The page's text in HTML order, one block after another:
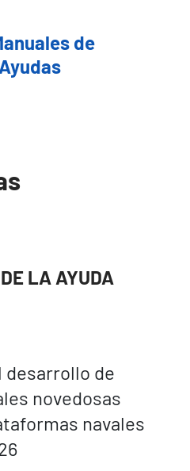
de
LA AYUDA
desarrollo de
novedosas
navales